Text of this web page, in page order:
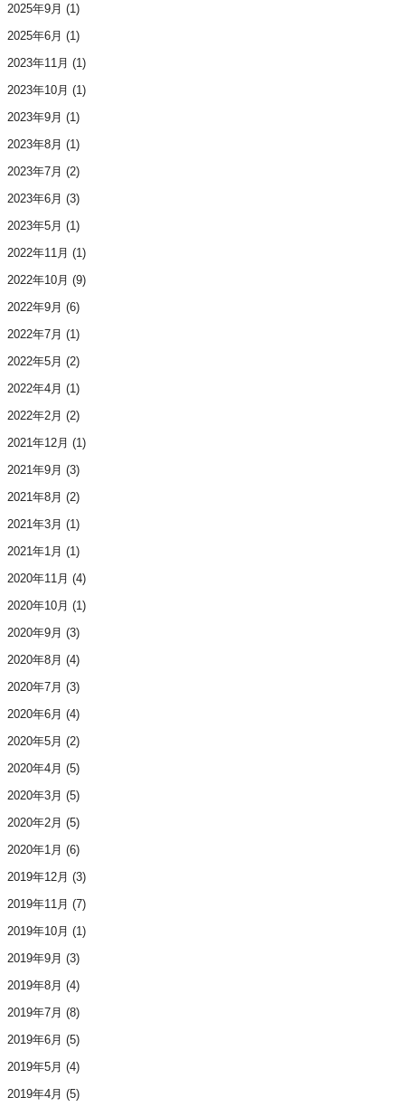
2025年9月 (1)
2025年6月 (1)
2023年11月 (1)
2023年10月 (1)
2023年9月 (1)
2023年8月 (1)
2023年7月 (2)
2023年6月 (3)
2023年5月 (1)
2022年11月 (1)
2022年10月 (9)
2022年9月 (6)
2022年7月 (1)
2022年5月 (2)
2022年4月 (1)
2022年2月 (2)
2021年12月 (1)
2021年9月 (3)
2021年8月 (2)
2021年3月 (1)
2021年1月 (1)
2020年11月 (4)
2020年10月 (1)
2020年9月 (3)
2020年8月 (4)
2020年7月 (3)
2020年6月 (4)
2020年5月 (2)
2020年4月 (5)
2020年3月 (5)
2020年2月 (5)
2020年1月 (6)
2019年12月 (3)
2019年11月 (7)
2019年10月 (1)
2019年9月 (3)
2019年8月 (4)
2019年7月 (8)
2019年6月 (5)
2019年5月 (4)
2019年4月 (5)